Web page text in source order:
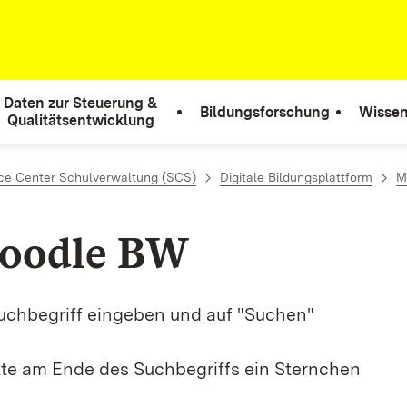
Daten zur Steuerung &
Qualitätsentwicklung
Bildungsforschung
Center Schulverwaltung (SCS) Digitale Bildungsplattform
BW
eingeben und auf "Suchen"
am Ende des Suchbegriffs ein Sternchen